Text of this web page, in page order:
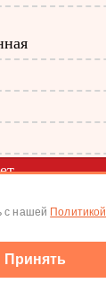
с нашей Политикой
Принять